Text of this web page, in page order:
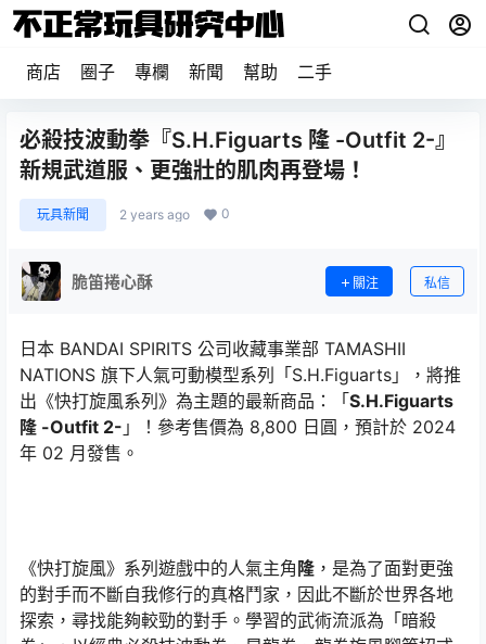
商店 圈子 專欄 新聞 幫助 二手
必殺技波動拳『S.H.Figuarts 隆 -Outfit 2-』
新規武道服、更強壯的肌肉再登場！
玩具新聞 2 years ago 0
脆笛捲心酥 關注 私信
日本 BANDAI SPIRITS 公司收藏事業部 TAMASHII
NATIONS 旗下人氣可動模型系列「S.H.Figuarts」，將推
出《快打旋風系列》為主題的最新商品：「S.H.Figuarts
隆 -Outfit 2- 」！參考售價為 8,800 日圓，預計於 2024
年 02 月發售。
《快打旋風》系列遊戲中的人氣主角 隆 ，是為了面對更強
的對手而不斷自我修行的真格鬥家，因此不斷於世界各地
探索，尋找能夠較勁的對手。學習的武術流派為「暗殺